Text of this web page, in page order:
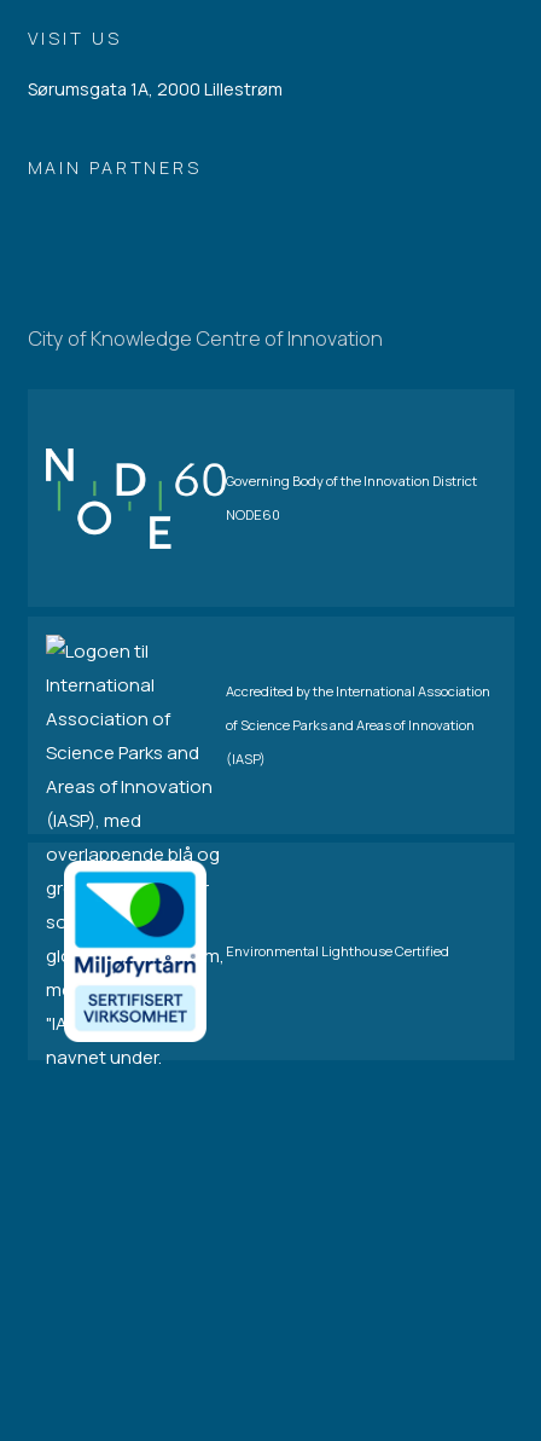
VISIT US
Sørumsgata 1A, 2000 Lillestrøm
MAIN PARTNERS
City of Knowledge Centre of Innovation
Governing Body of the Innovation District
NODE60
Accredited by the International Association
of Science Parks and Areas of Innovation
(IASP)
Environmental Lighthouse Certified